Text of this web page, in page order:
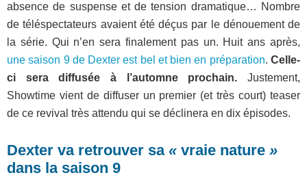
absence de suspense et de tension dramatique… Nombre
de téléspectateurs avaient été déçus par le dénouement de
la série. Qui n’en sera finalement pas un. Huit ans après,
une saison 9 de Dexter est bel et bien en préparation. Celle-
ci sera diffusée à l’automne prochain. Justement,
Showtime vient de diffuser un premier (et très court) teaser
de ce revival très attendu qui se déclinera en dix épisodes.
Dexter va retrouver sa « vraie nature »
dans la saison 9